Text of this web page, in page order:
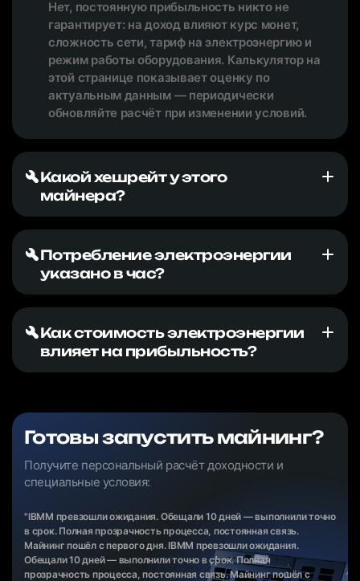
Нет, постоянную прибыльность никто не
гарантирует: на доход влияют курс монет,
сложность сети, тариф на электроэнергию и
режим работы оборудования. Калькулятор на
этой странице показывает оценку по
актуальным данным — периодически
обновляйте расчёт при изменении условий.
Какой хешрейт у этого
майнера?
Потребление электроэнергии
указано в час?
Как стоимость электроэнергии
влияет на прибыльность?
Готовы запустить майнинг?
Получите персональный расчёт доходности и
специальные условия:
"IBMM превзошли ожидания. Обещали 10 дней — выполнили точно
в срок. Полная прозрачность процесса, постоянная связь.
Майнинг пошёл с первого дня. IBMM превзошли ожидания.
Обещали 10 дней — выполнили точно в срок. Полная
прозрачность процесса, постоянная связь. Майнинг пошёл с